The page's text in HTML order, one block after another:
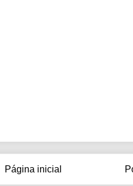
Página inicial